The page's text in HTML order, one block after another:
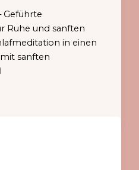
Geführte
Ruhe und sanften
in einen
sanften